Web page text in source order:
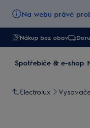
Na webu právě
Nákup bez obav
Spotřebiče & e-shop
Electrolux